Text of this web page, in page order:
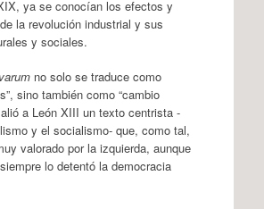
ya se conocían los efectos y
la revolución industrial y sus
y sociales.
no solo se traduce como
sino también como “cambio
a León XIII un texto centrista -
y el socialismo- que, como tal,
valorado por la izquierda, aunque
lo detentó la democracia